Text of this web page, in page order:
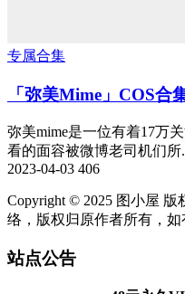
专属合集
「弥美Mime」COS合
弥美mime是一位有着17万
看的面容被微博老司机们所
2023-04-03 406
Copyright © 2025 图小屋
络，版权归原作者所有，如
站点公告